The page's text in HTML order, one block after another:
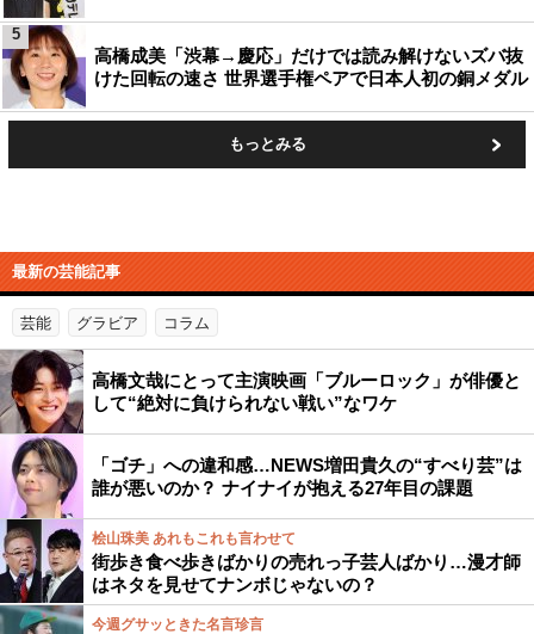
高橋成美「渋幕→慶応」だけでは読み解けないズバ抜
けた回転の速さ 世界選手権ペアで日本人初の銅メダル
5
もっとみる
最新の芸能記事
芸能 グラビア コラム
高橋文哉にとって主演映画「ブルーロック」が俳優と
して“絶対に負けられない戦い”なワケ
「ゴチ」への違和感…NEWS増田貴久の“すべり芸”は
誰が悪いのか？ ナイナイが抱える27年目の課題
桧山珠美 あれもこれも言わせて
街歩き食べ歩きばかりの売れっ子芸人ばかり…漫才師
はネタを見せてナンボじゃないの？
今週グサッときた名言珍言